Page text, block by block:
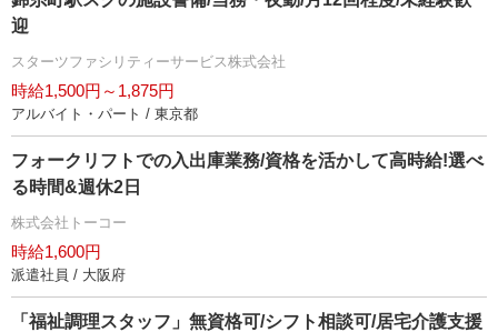
迎
スターツファシリティーサービス株式会社
時給1,500円～1,875円
アルバイト・パート / 東京都
フォークリフトでの入出庫業務/資格を活かして高時給!選べ
る時間&週休2日
株式会社トーコー
時給1,600円
派遣社員 / 大阪府
「福祉調理スタッフ」無資格可/シフト相談可/居宅介護支援